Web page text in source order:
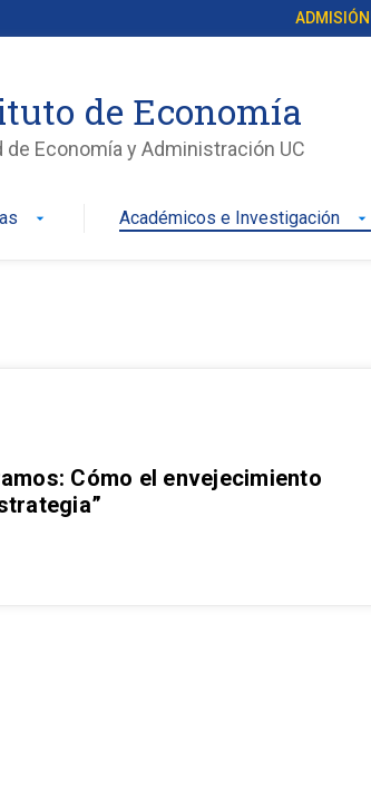
ADMISIÓN
de Economía
de Economía y Administración UC
arrow_drop_down Académicos e Investigación arrow_drop_down
Cómo el envejecimiento